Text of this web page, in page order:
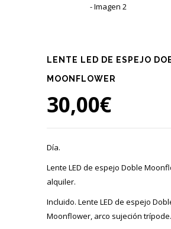
LENTE LED DE ESPEJO
MOONFLOWER
30,00€
Día.
Lente LED de espejo Doble
alquiler.
Incluido. Lente LED de espejo
Moonflower, arco sujeción trípode.